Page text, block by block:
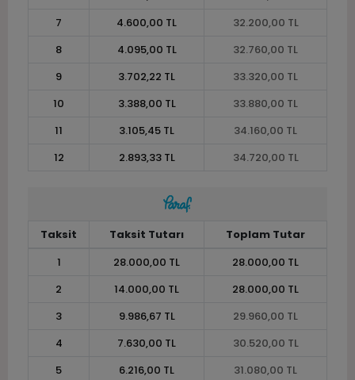
7
4.600,00 TL
32.200,00 TL
8
4.095,00 TL
32.760,00 TL
9
3.702,22 TL
33.320,00 TL
10
3.388,00 TL
33.880,00 TL
11
3.105,45 TL
34.160,00 TL
12
2.893,33 TL 34.720,00 TL
Taksit Taksit Tutarı
Toplam Tutar
1
28.000,00 TL
28.000,00 TL
2
14.000,00 TL
28.000,00 TL
3
9.986,67 TL
29.960,00 TL
4
7.630,00 TL
30.520,00 TL
5
6.216,00 TL
31.080,00 TL